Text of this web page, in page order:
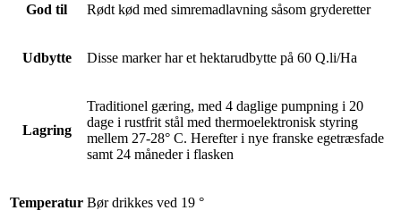
God til Rødt kød med simremadlavning såsom gryderetter
Udbytte Disse marker har et hektarudbytte på 60 Q.li/Ha
Lagring
Traditionel gæring, med 4 daglige pumpning i 20
dage i rustfrit stål med thermoelektronisk styring
mellem 27-28° C. Herefter i nye franske egetræsfade
samt 24 måneder i flasken
Temperatur Bør drikkes ved 19 °